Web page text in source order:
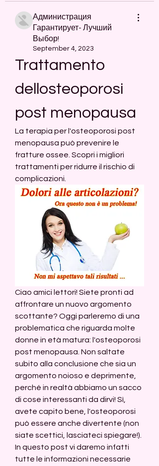
Администрация
Гарантирует- Лучший
Выбор!
September 4, 2023
Trattamento
dellosteoporosi
post menopausa
La terapia per l'osteoporosi post
menopausa può prevenire le
fratture ossee. Scopri i migliori
trattamenti per ridurre il rischio di
complicazioni.
Ciao amici lettori! Siete pronti ad
affrontare un nuovo argomento
scottante? Oggi parleremo di una
problematica che riguarda molte
donne in età matura: l'osteoporosi
post menopausa. Non saltate
subito alla conclusione che sia un
argomento noioso e deprimente,
perché in realtà abbiamo un sacco
di cose interessanti da dirvi! Sì,
avete capito bene, l'osteoporosi
può essere anche divertente (non
siate scettici, lasciateci spiegare!).
In questo post vi daremo infatti
tutte le informazioni necessarie